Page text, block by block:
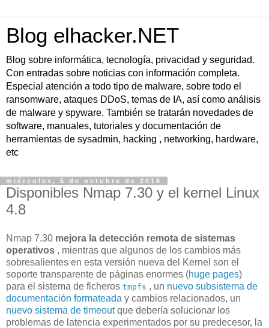
Blog elhacker.NET
Blog sobre informática, tecnología, privacidad y seguridad.
Con entradas sobre noticias con información completa.
Especial atención a todo tipo de malware, sobre todo el
ransomware, ataques DDoS, temas de IA, así como análisis
de malware y spyware. También se tratarán novedades de
software, manuales, tutoriales y documentación de
herramientas de sysadmin, hacking , networking, hardware,
etc
miércoles, 5 de octubre de 2016
Disponibles Nmap 7.30 y el kernel Linux
4.8
Nmap 7.30 mejora la detección remota de sistemas
operativos , mientras que algunos de los cambios más
sobresalientes en esta versión nueva del Kernel son el
soporte transparente de páginas enormes (huge pages)
para el sistema de ficheros tmpfs , un nuevo subsistema de
documentación formateada y cambios relacionados, un
nuevo sistema de timeoutque debería solucionar los
problemas de latencia experimentados por su predecesor, la